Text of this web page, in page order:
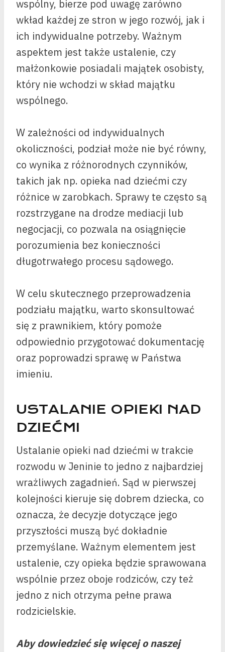
wspólny, bierze pod uwagę zarówno
wkład każdej ze stron w jego rozwój, jak i
ich indywidualne potrzeby. Ważnym
aspektem jest także ustalenie, czy
małżonkowie posiadali majątek osobisty,
który nie wchodzi w skład majątku
wspólnego.
W zależności od indywidualnych
okoliczności, podział może nie być równy,
co wynika z różnorodnych czynników,
takich jak np. opieka nad dziećmi czy
różnice w zarobkach. Sprawy te często są
rozstrzygane na drodze mediacji lub
negocjacji, co pozwala na osiągnięcie
porozumienia bez konieczności
długotrwałego procesu sądowego.
W celu skutecznego przeprowadzenia
podziału majątku, warto skonsultować
się z prawnikiem, który pomoże
odpowiednio przygotować dokumentację
oraz poprowadzi sprawę w Państwa
imieniu.
USTALANIE OPIEKI NAD
DZIEĆMI
Ustalanie opieki nad dziećmi w trakcie
rozwodu w Jeninie to jedno z najbardziej
wrażliwych zagadnień. Sąd w pierwszej
kolejności kieruje się dobrem dziecka, co
oznacza, że decyzje dotyczące jego
przyszłości muszą być dokładnie
przemyślane. Ważnym elementem jest
ustalenie, czy opieka będzie sprawowana
wspólnie przez oboje rodziców, czy też
jedno z nich otrzyma pełne prawa
rodzicielskie.
Aby dowiedzieć się więcej o naszej